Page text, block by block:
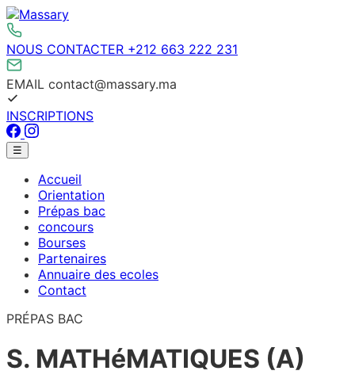
Aller
au
contenu
NOUS CONTACTER +212 663 222 231
EMAIL contact@massary.ma
INSCRIPTIONS
Facebook
Instagram
Menu
principal
☰
Accueil
Orientation
Prépas bac
concours
Bourses
Partenaires
Annuaire des ecoles
Contact
PRÉPAS BAC
S. MATHéMATIQUES (A)